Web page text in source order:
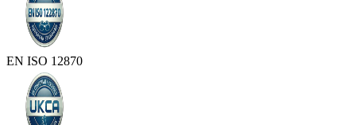
EN ISO 12870